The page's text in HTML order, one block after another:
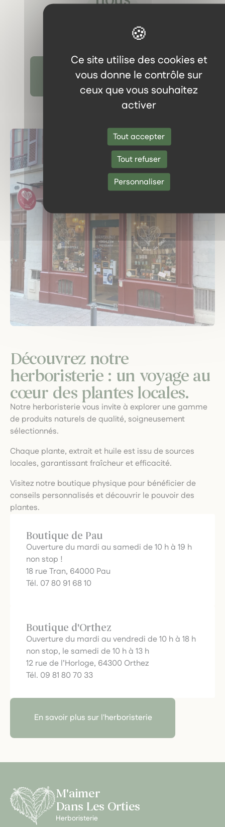
Ce site utilise des cookies et
vous donne le contrôle sur
ceux que vous souhaitez
activer
Tout accepter
Tout refuser
Personnaliser
Découvrir tous les témoignages
Découvrez notre
herboristerie : un voyage au
cœur des plantes locales.
Notre herboristerie vous invite à explorer une gamme
de produits naturels de qualité, soigneusement
sélectionnés.
Chaque plante, extrait et huile est issu de sources
locales, garantissant fraîcheur et efficacité.
Visitez notre boutique physique pour bénéficier de
conseils personnalisés et découvrir le pouvoir des
plantes.
Boutique de Pau
Ouverture du mardi au samedi de 10 h à 19 h
non stop !
18 rue Tran, 64000 Pau
Tél. 07 80 91 68 10
Boutique d'Orthez
Ouverture du mardi au vendredi de 10 h à 18 h
non stop, le samedi de 10 h à 13 h
12 rue de l’Horloge, 64300 Orthez
Tél. 09 81 80 70 33
En savoir plus sur l'herboristerie
M'aimer
Dans Les Orties
Herboristerie